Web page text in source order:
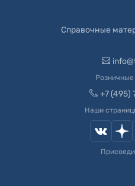
Справочные
+7
Наши